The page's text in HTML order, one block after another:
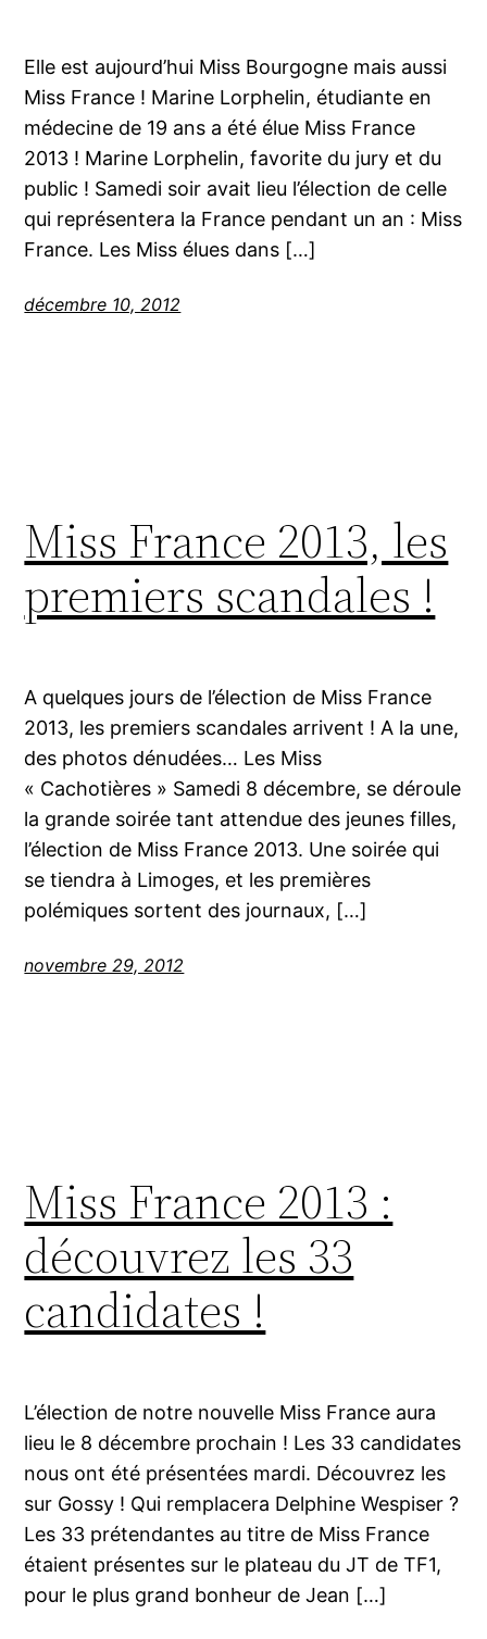
Elle est aujourd’hui Miss Bourgogne mais aussi
Miss France ! Marine Lorphelin, étudiante en
médecine de 19 ans a été élue Miss France
2013 ! Marine Lorphelin, favorite du jury et du
public ! Samedi soir avait lieu l’élection de celle
qui représentera la France pendant un an : Miss
France. Les Miss élues dans […]
décembre 10, 2012
Miss France 2013, les
premiers scandales !
A quelques jours de l’élection de Miss France
2013, les premiers scandales arrivent ! A la une,
des photos dénudées… Les Miss
« Cachotières » Samedi 8 décembre, se déroule
la grande soirée tant attendue des jeunes filles,
l’élection de Miss France 2013. Une soirée qui
se tiendra à Limoges, et les premières
polémiques sortent des journaux, […]
novembre 29, 2012
Miss France 2013 :
découvrez les 33
candidates !
L’élection de notre nouvelle Miss France aura
lieu le 8 décembre prochain ! Les 33 candidates
nous ont été présentées mardi. Découvrez les
sur Gossy ! Qui remplacera Delphine Wespiser ?
Les 33 prétendantes au titre de Miss France
étaient présentes sur le plateau du JT de TF1,
pour le plus grand bonheur de Jean […]